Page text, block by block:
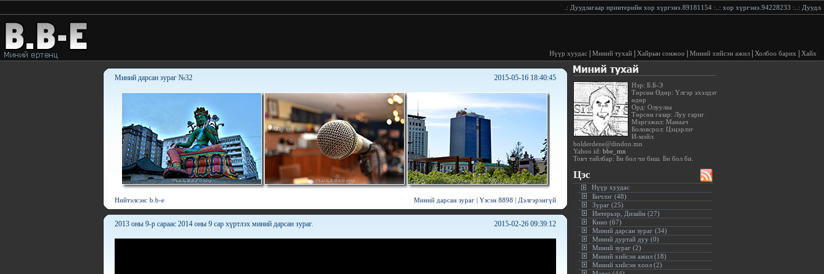
Дуудлагаар принтерийн хор хүргэнэ.89181154:..:хор хүргэнэ.94228233:..:Дуудлагаар
Нүүр хуудас Миний тухай Хайрын сонжоо Миний хийсэн ажил Холбоо барих Хайх
Миний дарсан зураг №32 2015-05-16 18:40:45
Нийтэлсэн: b.b-e Миний дарсан зураг | Үзсэн 8898 | Дэлгэрэнгүй
2013 оны 9-р сараас 2014 оны 9 сар хүртлэх миний дарсан зураг. 2015-02-26 09:39:12
Нэр: Б.Б-Э
Төрсөн Өдөр: Үлгэр эхэлдэг
өдөр
Орд: Олуулаа
Төрсөн газар: Луу гариг
Мэргэжил: Манаач
Боловсрол: Цэцэрлэг
И-мэйл:
bolderdene@dindon.mn
Yahoo id: bbe_mn
Товч тайлбар: Би бол чи биш. Би бол би.
Цэс
Нүүр хуудас
Бичлэг (48)
Зураг (25)
Интерьэр, Дизайн (27)
Кино (67)
Миний дарсан зураг (34)
Миний дуртай дуу (0)
Миний зураг (2)
Миний хийсэн ажил (18)
Миний хийсэн хоол (2)